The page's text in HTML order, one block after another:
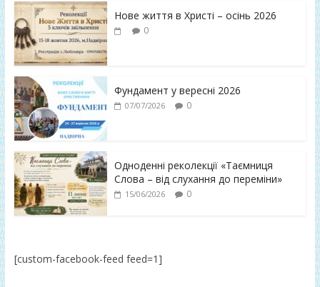
Нове життя в Христі – осінь 2026
0
Фундамент у вересні 2026
07/07/2026 0
Одноденні реколекції «Таємниця
Слова – від слухання до переміни»
15/06/2026 0
[custom-facebook-feed feed=1]